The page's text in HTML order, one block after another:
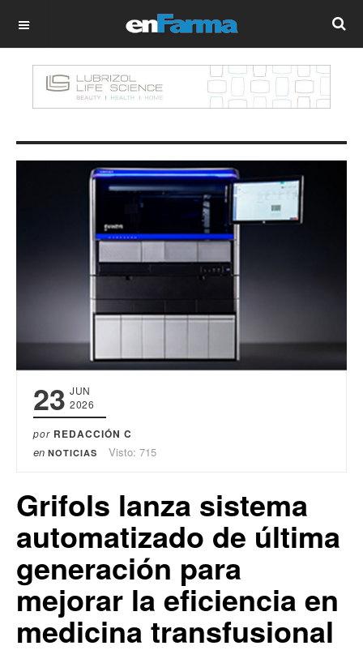
OFF CANVAS
23 JUN
2026
por REDACCIÓN C
en NOTICIAS Visto: 715
Grifols lanza sistema
automatizado de última
generación para
mejorar la eficiencia en
medicina transfusional